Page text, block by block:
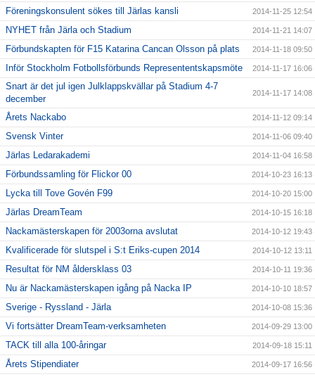
Föreningskonsulent sökes till Järlas kansli 2014-11-25 12:54
NYHET från Järla och Stadium 2014-11-21 14:07
Förbundskapten för F15 Katarina Cancan Olsson på plats 2014-11-18 09:50
Inför Stockholm Fotbollsförbunds Represententskapsmöte 2014-11-17 16:06
Snart är det jul igen Julklappskvällar på Stadium 4-7
december
2014-11-17 14:08
Årets Nackabo 2014-11-12 09:14
Svensk Vinter 2014-11-06 09:40
Järlas Ledarakademi 2014-11-04 16:58
Förbundssamling för Flickor 00 2014-10-23 16:13
Lycka till Tove Govén F99 2014-10-20 15:00
Järlas DreamTeam 2014-10-15 16:18
Nackamästerskapen för 2003orna avslutat 2014-10-12 19:43
Kvalificerade för slutspel i S:t Eriks-cupen 2014 2014-10-12 13:11
Resultat för NM åldersklass 03 2014-10-11 19:36
Nu är Nackamästerskapen igång på Nacka IP 2014-10-10 18:57
Sverige - Ryssland - Järla 2014-10-08 15:36
Vi fortsätter DreamTeam-verksamheten 2014-09-29 13:00
TACK till alla 100-åringar 2014-09-18 15:11
Årets Stipendiater 2014-09-17 16:56